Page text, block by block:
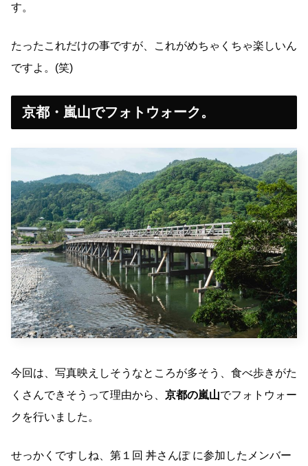
す。
たったこれだけの事ですが、これがめちゃくちゃ楽しいん
ですよ。(笑)
京都・嵐山でフォトウォーク。
今回は、写真映えしそうなところが多そう、食べ歩きがた
くさんできそうって理由から、 京都の嵐山でフォトウォー
クを行いました。
せっかくですしね、第１回 丼さんぽ に参加したメンバー